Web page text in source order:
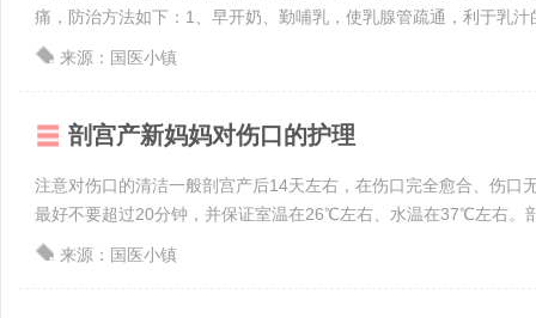
痛，防治方法如下：1、早开奶、勤哺乳，使乳腺管疏通，利于乳
来源：国医小镇
剖宫产新妈妈对伤口的护理
注意对伤口的清洁一般剖宫产后14天左右，在伤口完全愈合、伤
最好不要超过20分钟，并保证室温在26℃左右、水温在37℃左右。
来源：国医小镇